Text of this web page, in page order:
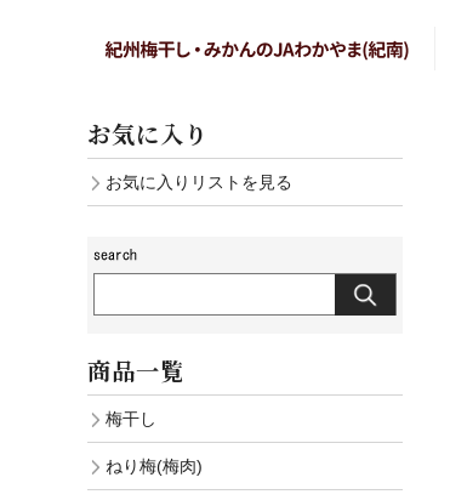
お気に入り
お気に入りリストを見る
商品一覧
梅干し
ねり梅(梅肉)